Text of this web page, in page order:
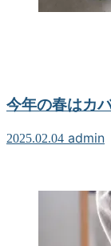
今年の春はカ
2025.02.04 admin